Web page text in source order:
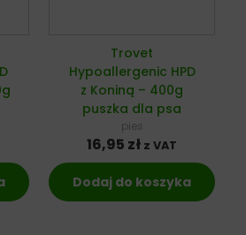
Trovet
Hypoallergenic HPD
z Koniną – 400g
puszka dla psa
pies
16,95 zł z VAT
Dodaj do koszyka